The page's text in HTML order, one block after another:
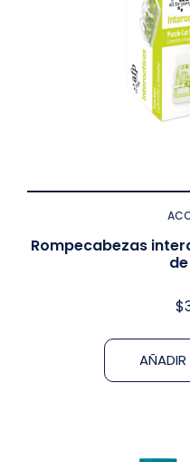
Rompecabezas
$